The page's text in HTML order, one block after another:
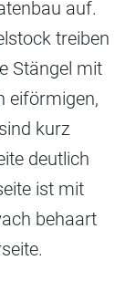
auf.
treiben
Stängel mit
eiförmigen,
kurz
deutlich
ist mit
behaart